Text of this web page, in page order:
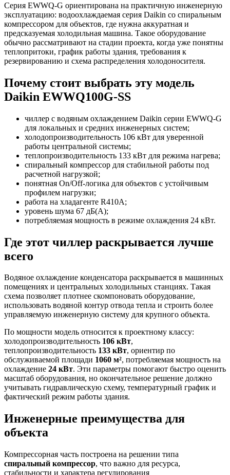
Серия EWWQ-G ориентирована на практичную инженерную
эксплуатацию: водоохлаждаемая серия Daikin со спиральным
компрессором для объектов, где нужна аккуратная и
предсказуемая холодильная машина. Такое оборудование
обычно рассматривают на стадии проекта, когда уже понятны
теплопритоки, график работы здания, требования к
резервированию и схема распределения холодоносителя.
Почему стоит выбрать эту модель
Daikin EWWQ100G-SS
чиллер с водяным охлаждением Daikin серии EWWQ-G
для локальных и средних инженерных систем;
холодопроизводительность 106 кВт для уверенной
работы центральной системы;
теплопроизводительность 133 кВт для режима нагрева;
спиральный компрессор для стабильной работы под
расчетной нагрузкой;
понятная On/Off-логика для объектов с устойчивым
профилем нагрузки;
работа на хладагенте R410A;
уровень шума 67 дБ(А);
потребляемая мощность в режиме охлаждения 24 кВт.
Где этот чиллер раскрывается лучше
всего
Водяное охлаждение конденсатора раскрывается в машинных
помещениях и центральных холодильных станциях. Такая
схема позволяет плотнее скомпоновать оборудование,
использовать водяной контур отвода тепла и строить более
управляемую инженерную систему для крупного объекта.
По мощности модель относится к проектному классу:
холодопроизводительность 106 кВт,
теплопроизводительность 133 кВт, ориентир по
обслуживаемой площади 1060 м², потребляемая мощность на
охлаждение 24 кВт. Эти параметры помогают быстро оценить
масштаб оборудования, но окончательное решение должно
учитывать гидравлическую схему, температурный график и
фактический режим работы здания.
Инженерные преимущества для
объекта
Компрессорная часть построена на решении типа
спиральный компрессор, что важно для ресурса,
стабильности и характера регулирования